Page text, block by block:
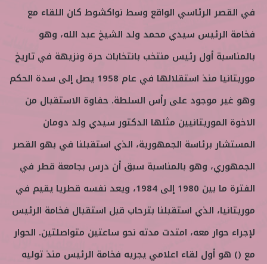
في القصر الرئاسي الواقع وسط نواكشوط كان اللقاء مع
فخامة الرئيس سيدي محمد ولد الشيخ عبد الله، وهو
بالمناسبة أول رئيس منتخب بانتخابات حرة ونزيهة في تاريخ
موريتانيا منذ استقلالها في عام 1958 يصل إلى سدة الحكم
وهو غير موجود على رأس السلطة. حفاوة الاستقبال من
الاخوة الموريتانيين مثلها الدكتور سيدي ولد دومان
المستشار برئاسة الجمهورية، الذي استقبلنا في بهو القصر
الجمهوري، وهو بالمناسبة سبق أن درس بجامعة قطر في
الفترة ما بين 1980 إلى 1984، ويعد نفسه قطريا يقيم في
موريتانيا، الذي استقبلنا بترحاب قبل استقبال فخامة الرئيس
لإجراء حوار معه، امتدت مدته نحو ساعتين متواصلتين. الحوار
مع () هو أول لقاء اعلامي يجريه فخامة الرئيس منذ توليه